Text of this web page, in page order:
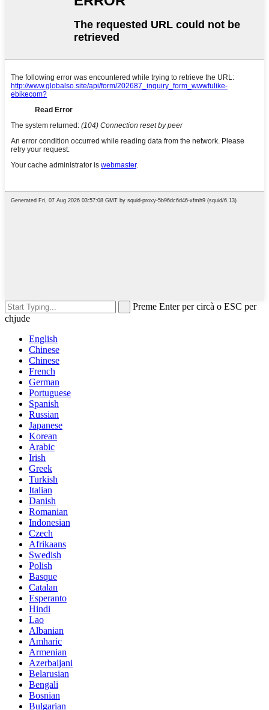
Preme Enter per circà o ESC per
chjude
English
Chinese
Chinese
French
German
Portuguese
Spanish
Russian
Japanese
Korean
Arabic
Irish
Greek
Turkish
Italian
Danish
Romanian
Indonesian
Czech
Afrikaans
Swedish
Polish
Basque
Catalan
Esperanto
Hindi
Lao
Albanian
Amharic
Armenian
Azerbaijani
Belarusian
Bengali
Bosnian
Bulgarian